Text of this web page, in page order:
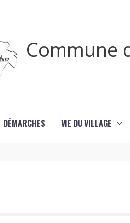
Commune
DÉMARCHES VIE DU VILLAGE